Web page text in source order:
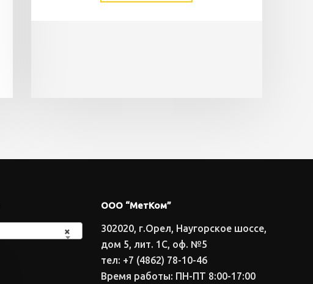
×
ООО “МетКом”
302020, г.Орел, Наугорское шоссе,
дом 5, лит. 1С, оф. №5
тел: +7 (4862) 78-10-46
Время работы: ПН-ПТ 8:00-17:00